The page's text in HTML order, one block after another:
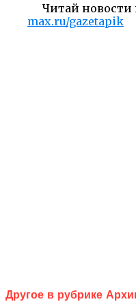
Читай новости
max.ru/gazetapik
Другое в рубрике